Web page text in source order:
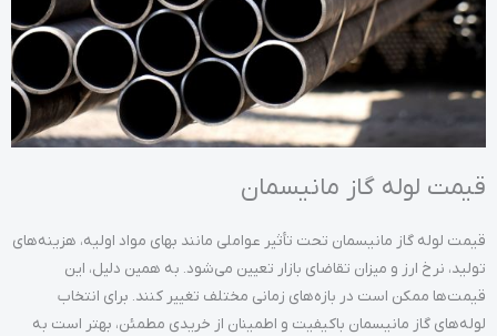
قیمت لوله گاز مانیسمان
قیمت لوله گاز مانیسمان تحت تأثیر عواملی مانند بهای مواد اولیه، هزینه‌های
تولید، نرخ ارز و میزان تقاضای بازار تعیین می‌شود. به همین دلیل، این
قیمت‌ها ممکن است در بازه‌های زمانی مختلف تغییر کنند. برای انتخاب
لوله‌های گاز مانیسمان باکیفیت و اطمینان از خریدی مطمئن، بهتر است به